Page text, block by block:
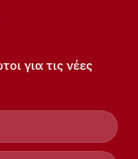
για τις νέες